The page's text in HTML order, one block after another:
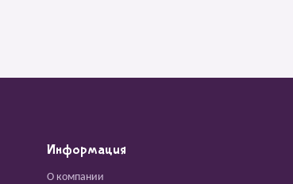
Информация
О компании